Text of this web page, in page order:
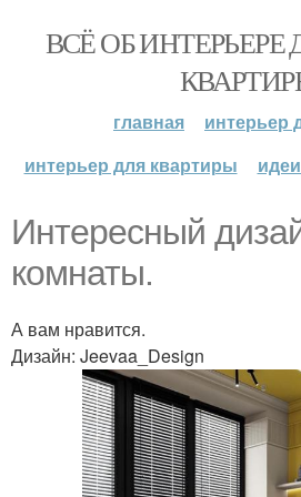
ВСЁ ОБ
главная
интерьер
интерьер для квартиры
Интересный
комнаты.
А вам нравится.
Дизайн: Jeevaa_Design